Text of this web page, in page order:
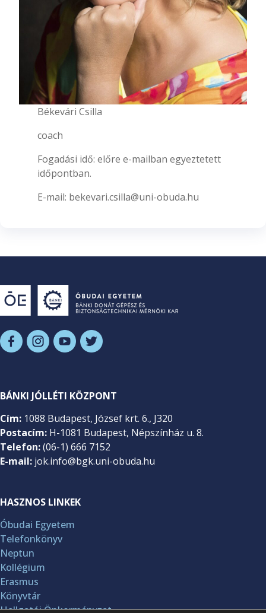
Békevári Csilla
coach
Fogadási idő: előre e-mailban egyeztetett
időpontban.
E-mail: bekevari.csilla@uni-obuda.hu
BÁNKI JÓLLÉTI KÖZPONT
Cím: 1088 Budapest, József krt. 6., J320
Postacím: H-1081 Budapest, Népszínház u. 8.
Telefon:(06-1) 666 7152
E-mail: jok.info@bgk.uni-obuda.hu
HASZNOS LINKEK
Óbudai Egyetem
Telefonkönyv
Neptun
Kollégium
Erasmus
Könyvtár
Hallgatói Önkormányzat